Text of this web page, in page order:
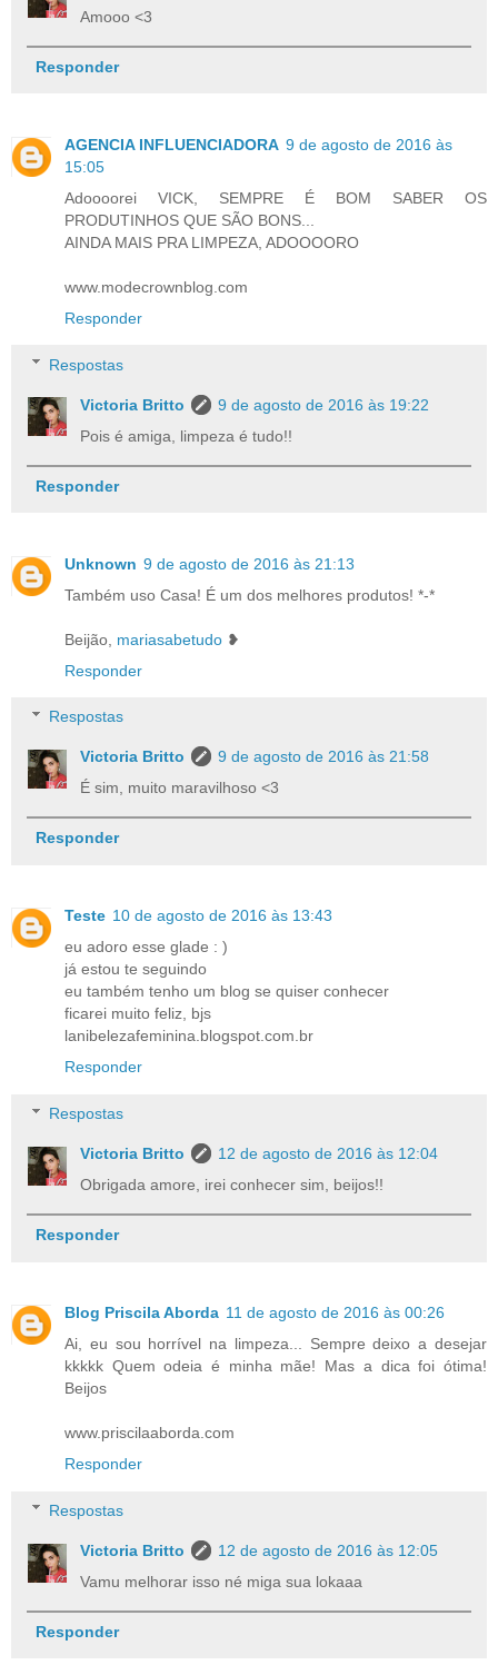
Amooo <3
Responder
AGENCIA INFLUENCIADORA 9 de agosto de 2016 às
15:05
Adoooorei VICK, SEMPRE É BOM SABER OS
PRODUTINHOS QUE SÃO BONS...
AINDA MAIS PRA LIMPEZA, ADOOOORO
www.modecrownblog.com
Responder
Respostas
Victoria Britto
9 de agosto de 2016 às 19:22
Pois é amiga, limpeza é tudo!!
Responder
Unknown 9 de agosto de 2016 às 21:13
Também uso Casa! É um dos melhores produtos! *-*
Beijão, mariasabetudo ❥
Responder
Respostas
Victoria Britto
9 de agosto de 2016 às 21:58
É sim, muito maravilhoso <3
Responder
Teste 10 de agosto de 2016 às 13:43
eu adoro esse glade : )
já estou te seguindo
eu também tenho um blog se quiser conhecer
ficarei muito feliz, bjs
lanibelezafeminina.blogspot.com.br
Responder
Respostas
Victoria Britto
12 de agosto de 2016 às 12:04
Obrigada amore, irei conhecer sim, beijos!!
Responder
Blog Priscila Aborda 11 de agosto de 2016 às 00:26
Ai, eu sou horrível na limpeza... Sempre deixo a desejar
kkkkk Quem odeia é minha mãe! Mas a dica foi ótima!
Beijos
www.priscilaaborda.com
Responder
Respostas
Victoria Britto
12 de agosto de 2016 às 12:05
Vamu melhorar isso né miga sua lokaaa
Responder